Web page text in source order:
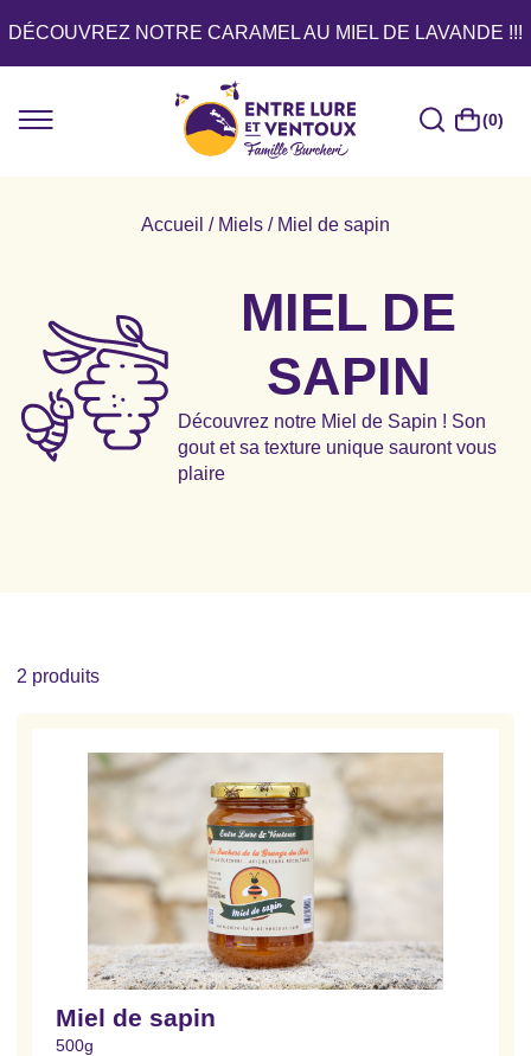
DÉCOUVREZ NOTRE CARAMEL AU MIEL DE LAVANDE !!!
(0)
Accueil / Miels / Miel de sapin
MIEL DE
SAPIN
Découvrez notre Miel de Sapin ! Son
gout et sa texture unique sauront vous
plaire
2 produits
Miel de sapin
500g